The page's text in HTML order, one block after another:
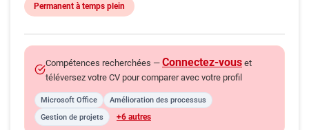
Permanent à temps plein
Compétences recherchées — Connectez-vous et
téléversez votre CV pour comparer avec votre profil
Microsoft Office
Amélioration des processus
Gestion de projets
+6 autres